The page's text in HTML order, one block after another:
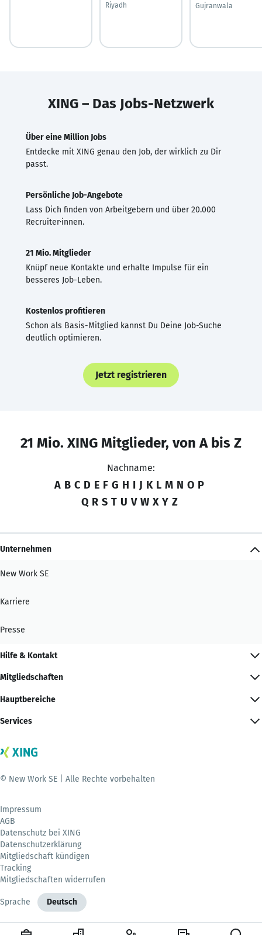
Riyadh
Gujranwala
XING – Das Jobs-Netzwerk
Über eine Million Jobs
Entdecke mit XING genau den Job, der wirklich zu Dir
passt.
Persönliche Job-Angebote
Lass Dich finden von Arbeitgebern und über 20.000
Recruiter·innen.
21 Mio. Mitglieder
Knüpf neue Kontakte und erhalte Impulse für ein
besseres Job-Leben.
Kostenlos profitieren
Schon als Basis-Mitglied kannst Du Deine Job-Suche
deutlich optimieren.
Jetzt registrieren
21 Mio. XING Mitglieder, von A bis Z
Nachname:
A B C D E F G H I J K L M N O P
Q R S T U V W X Y Z
Unternehmen
New Work SE
Karriere
Presse
Hilfe & Kontakt
Mitgliedschaften
Hauptbereiche
Services
© New Work SE | Alle Rechte vorbehalten
Impressum
AGB
Datenschutz bei XING
Datenschutzerklärung
Mitgliedschaft kündigen
Tracking
Mitgliedschaften widerrufen
Sprache Deutsch